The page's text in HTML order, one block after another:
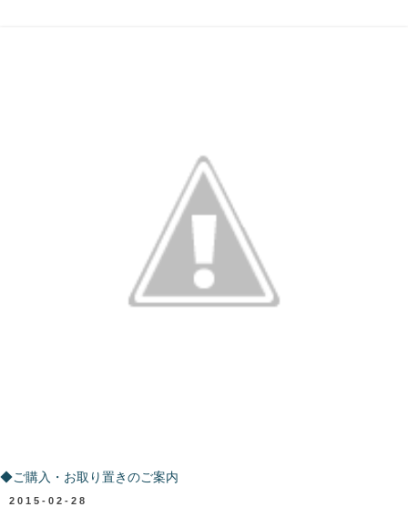
◆ご購入・お取り置きのご案内
2015-02-28